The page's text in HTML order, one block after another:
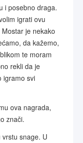
i posebno draga.
igrati ovu
je nekako
da kažemo,
te moram
rekli da je
igramo svi
ova nagrada,
znači.
snage. U